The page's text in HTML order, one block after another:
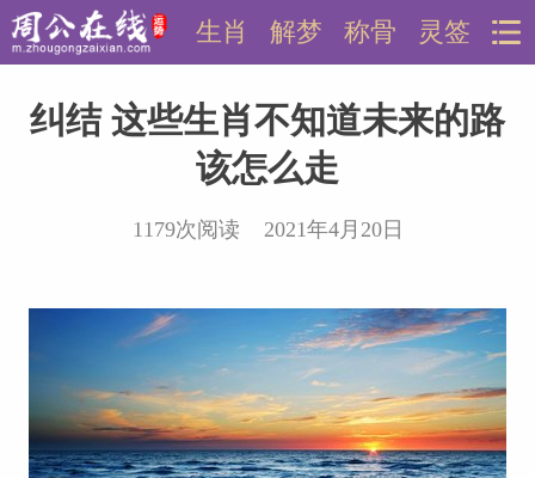
灵签
称骨
解梦
生肖
纠结 这些生肖不知道未来的路
该怎么走
1179次阅读 2021年4月20日